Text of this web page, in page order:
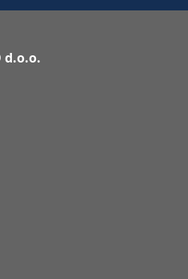
d.o.o.